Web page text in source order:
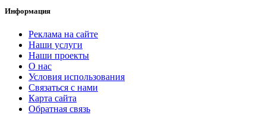
Информация
Реклама на сайте
Наши услуги
Наши проекты
О нас
Условия использования
Связаться с нами
Карта сайта
Обратная связь